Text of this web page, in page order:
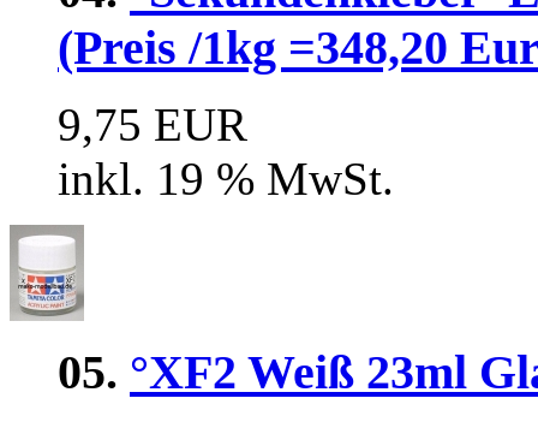
(Preis /1kg =348,20
9,75 EUR
inkl. 19 % MwSt.
05. °XF2 Weiß 23ml